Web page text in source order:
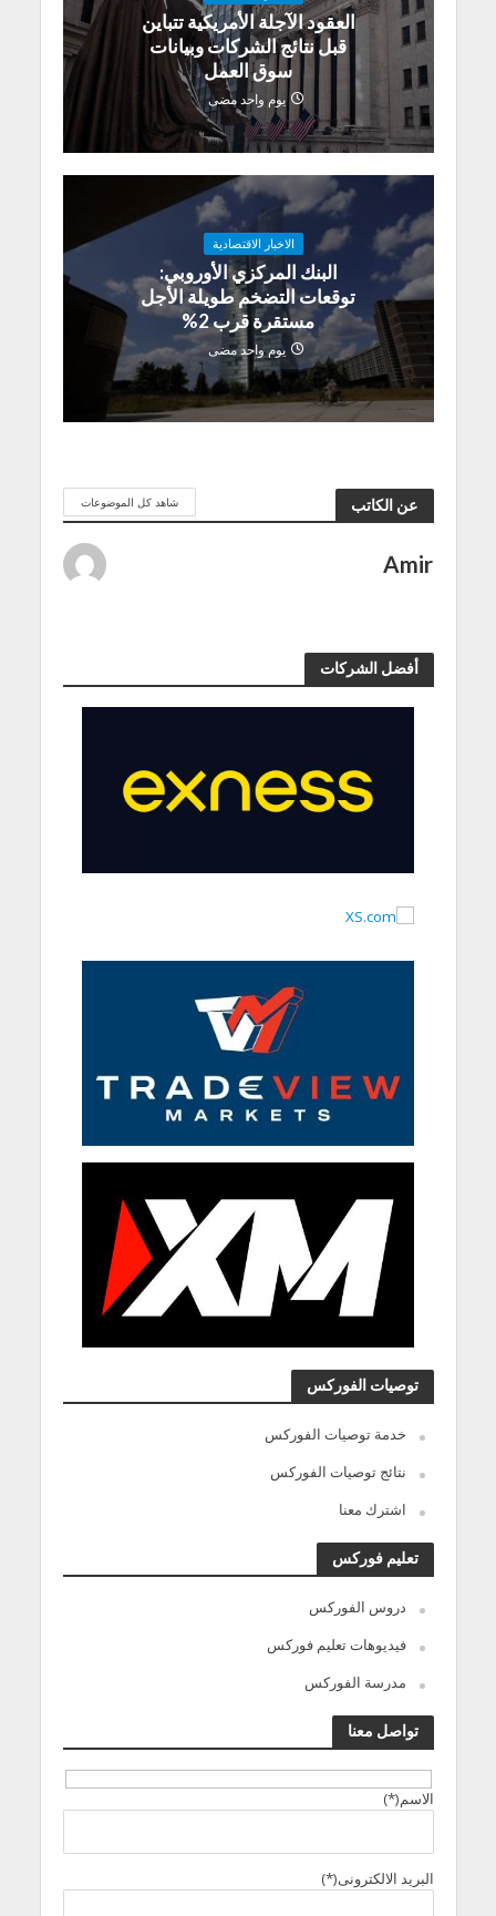
العقود الآجلة الأمريكية تتباين
قبل نتائج الشركات وبيانات
سوق العمل
يوم واحد مضى
الاخبار الاقتصادية
البنك المركزي الأوروبي:
توقعات التضخم طويلة الأجل
مستقرة قرب 2%
يوم واحد مضى
عن الكاتب شاهد كل الموضوعات
Amir
أفضل الشركات
توصيات الفوركس
خدمة توصيات الفوركس
نتائج توصيات الفوركس
اشترك معنا
تعليم فوركس
دروس الفوركس
فيديوهات تعليم فوركس
مدرسة الفوركس
تواصل معنا
الاسم(*)
البريد الالكترونى(*)